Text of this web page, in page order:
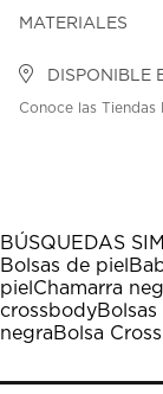
MATERIALES
DISPONIBLE
Conoce las
BÚSQUEDAS
Bolsas de piel
piel Chamarra
crossbody
negraBolsa